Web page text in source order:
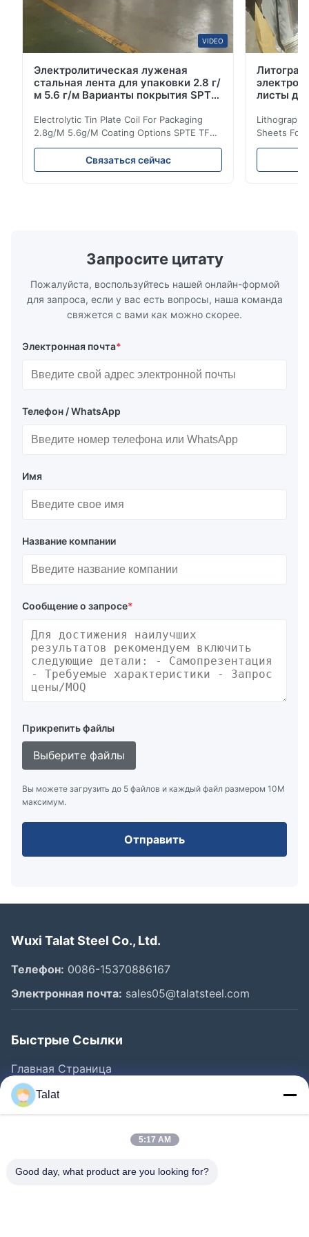
VIDEO
Электролитическая луженая
стальная лента для упаковки 2.8 г/
м 5.6 г/м Варианты покрытия SPTE
Electrolytic Tin Plate Coil For Packaging
2.8g/M 5.6g/M Coating Options SPTE TFS
Electrolytic Tin Plate Coil for Packaging -
2.8/2.8 & 5.6/5.6g/m Coating Options SPTE
TFS Electrolytic Tin Plate (ETP) represents
robust and adaptable. Engineered
specifically for
Связаться сейчас
листы
Sheets For
929mm
packaging
Запросите цитату
Пожалуйста, воспользуйтесь нашей онлайн-формой
для запроса, если у вас есть вопросы, наша команда
свяжется с вами как можно скорее.
Электронная почта*
Телефон / WhatsApp
Имя
Название компании
Сообщение о запросе*
Прикрепить файлы
Выберите файлы
Вы можете загрузить до 5 файлов и каждый файл размером 10M
максимум.
Отправить
Wuxi Talat Steel Co., Ltd.
Телефон: 0086-15370886167
Электронная почта: sales05@talatsteel.com
Быстрые Ссылки
Главная Страница
Продукция
О Компании
Контроль Качества
Talat
5:17 AM
Good day, what product are you looking for?